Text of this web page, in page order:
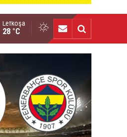
Lefkoşa
28 °C